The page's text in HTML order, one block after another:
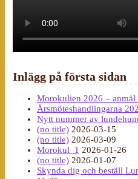
Inlägg på första sidan
Morokulien 2026 – anmäl
Årsmöteshandlingarna
Nytt nummer av
(no title) 2026-03-15
(no title) 2026-03-09
Morokul_1 2026-01-26
(no title) 2026-01-07
Skynda dig och beställ